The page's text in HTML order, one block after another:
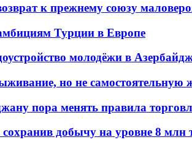
к прежнему союзу
Турции в Европе
молодёжи в
но не самостоятельную
пора менять правила
добычу на уровне 8 млн